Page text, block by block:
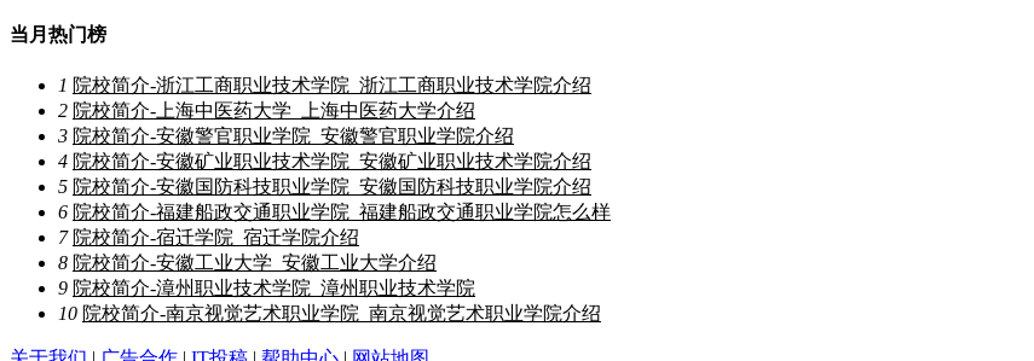
当月热门榜
1 院校简介-浙江工商职业技术学院_浙江工商职业技术学院介绍
2 院校简介-上海中医药大学_上海中医药大学介绍
3 院校简介-安徽警官职业学院_安徽警官职业学院介绍
4 院校简介-安徽矿业职业技术学院_安徽矿业职业技术学院介绍
5 院校简介-安徽国防科技职业学院_安徽国防科技职业学院介绍
6 院校简介-福建船政交通职业学院_福建船政交通职业学院怎么样
7 院校简介-宿迁学院_宿迁学院介绍
8 院校简介-安徽工业大学_安徽工业大学介绍
9 院校简介-漳州职业技术学院_漳州职业技术学院
10 院校简介-南京视觉艺术职业学院_南京视觉艺术职业学院介绍